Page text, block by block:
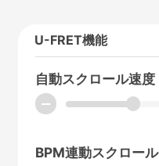
U-FRET機能
自動スクロール速度
ー
BPM連動スクロール